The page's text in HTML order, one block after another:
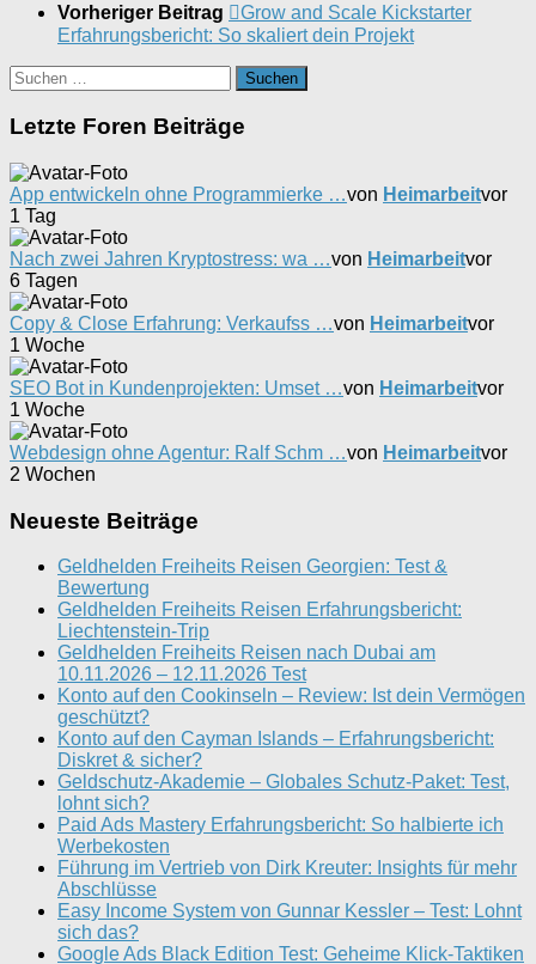
Vorheriger Beitrag
Grow and Scale Kickstarter
Erfahrungsbericht: So skaliert dein Projekt
Suchen
nach:
Letzte Foren Beiträge
App entwickeln ohne Programmierke …von Heimarbeitvor
1 Tag
Nach zwei Jahren Kryptostress: wa …von Heimarbeitvor
6 Tagen
Copy & Close Erfahrung: Verkaufss …von Heimarbeitvor
1 Woche
SEO Bot in Kundenprojekten: Umset …von Heimarbeitvor
1 Woche
Webdesign ohne Agentur: Ralf Schm …von Heimarbeitvor
2 Wochen
Neueste Beiträge
Geldhelden Freiheits Reisen Georgien: Test &
Bewertung
Geldhelden Freiheits Reisen Erfahrungsbericht:
Liechtenstein-Trip
Geldhelden Freiheits Reisen nach Dubai am
10.11.2026 – 12.11.2026 Test
Konto auf den Cookinseln – Review: Ist dein Vermögen
geschützt?
Konto auf den Cayman Islands – Erfahrungsbericht:
Diskret & sicher?
Geldschutz-Akademie – Globales Schutz-Paket: Test,
lohnt sich?
Paid Ads Mastery Erfahrungsbericht: So halbierte ich
Werbekosten
Führung im Vertrieb von Dirk Kreuter: Insights für mehr
Abschlüsse
Easy Income System von Gunnar Kessler – Test: Lohnt
sich das?
Google Ads Black Edition Test: Geheime Klick-Taktiken